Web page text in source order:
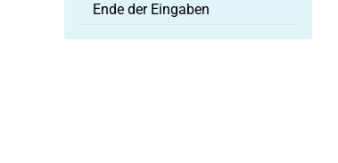
Ende der Eingaben